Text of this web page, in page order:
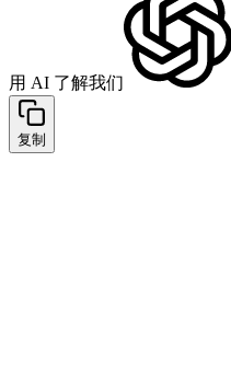
用 AI 了解我们
复制